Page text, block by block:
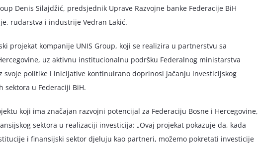
Denis Silajdžić, predsjednik Uprave Razvojne banke Federacije BiH
rudarstva i industrije Vedran Lakić.
projekat kompanije UNIS Group, koji se realizira u partnerstvu sa
uz aktivnu institucionalnu podršku Federalnog ministarstva
politike i inicijative kontinuirano doprinosi jačanju investicijskog
u Federaciji BiH.
koji ima značajan razvojni potencijal za Federaciju Bosne i Hercegovine,
sektora u realizaciji investicija: „Ovaj projekat pokazuje da, kada
i finansijski sektor djeluju kao partneri, možemo pokretati investicije